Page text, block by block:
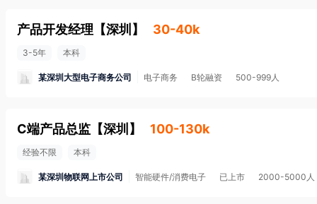
产品开发经理 【深圳 】 30-40k
3-5年 本科
某深圳大型电子商务公司 电子商务 B轮融资 500-999人
C端产品总监 【深圳 】 100-130k
经验不限 本科
某深圳物联网上市公司 智能硬件/消费电子 已上市 2000-5000人